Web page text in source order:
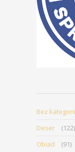
Bez kategorii
Deser
(122)
Obiad
(91)